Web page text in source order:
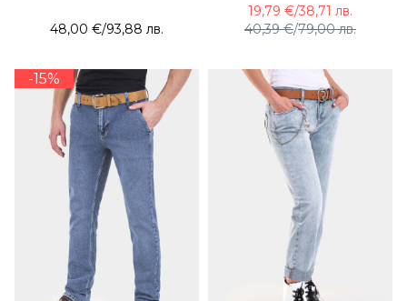
48,00 €/93,88 лв. 40,39 €/79,00 лв.
19,79 €/38,71 лв.
-15%